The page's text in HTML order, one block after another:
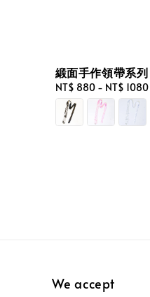
緞面手作領帶系列
Regular
price
NT$ 880- NT$ 1080
We accept